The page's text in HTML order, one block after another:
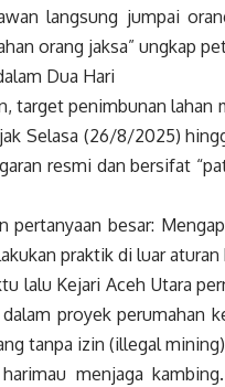
langsung jumpai
orang jaksa” ungkap
Dua Hari
target penimbunan lahan
Selasa (26/8/2025)
resmi dan bersifat
pertanyaan besar:
praktik di luar aturan
lalu Kejari Aceh Utara
proyek perumahan
tanpa izin (illegal
menjaga